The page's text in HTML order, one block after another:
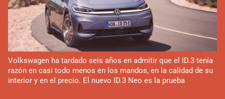
Volkswagen ha tardado seis años en admitir que el ID.3 tenía
razón en casi todo menos en los mandos, en la calidad de su
interior y en el precio. El nuevo ID.3 Neo es la prueba